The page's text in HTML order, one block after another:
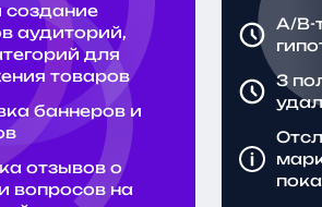
создание
аудиторий,
для
товаров
баннеров и
отзывов о
вопросов на
A/B-
3